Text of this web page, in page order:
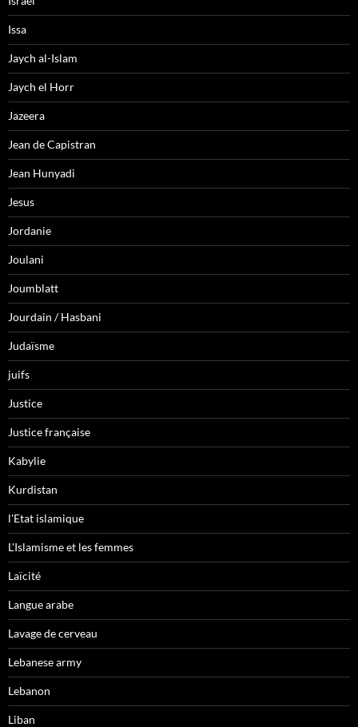
Issa
Jaych al-Islam
Jaych el Horr
Jazeera
Jean de Capistran
Jean Hunyadi
Jesus
Jordanie
Joulani
Joumblatt
Jourdain / Hasbani
Judaïsme
juifs
Justice
Justice française
Kabylie
Kurdistan
l'Etat islamique
L'Islamisme et les femmes
Laïcité
Langue arabe
Lavage de cerveau
Lebanese army
Lebanon
Liban